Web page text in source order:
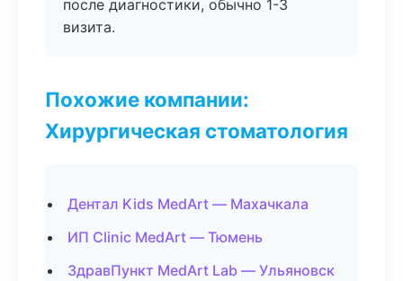
после диагностики, обычно 1-3
визита.
Похожие компании:
Хирургическая стоматология
Дентал Kids MedArt — Махачкала
ИП Clinic MedArt — Тюмень
ЗдравПункт MedArt Lab — Ульяновск